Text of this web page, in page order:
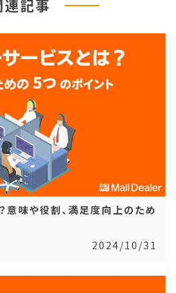
連記事
意味や役割、満足度向上のため
2024/10/31